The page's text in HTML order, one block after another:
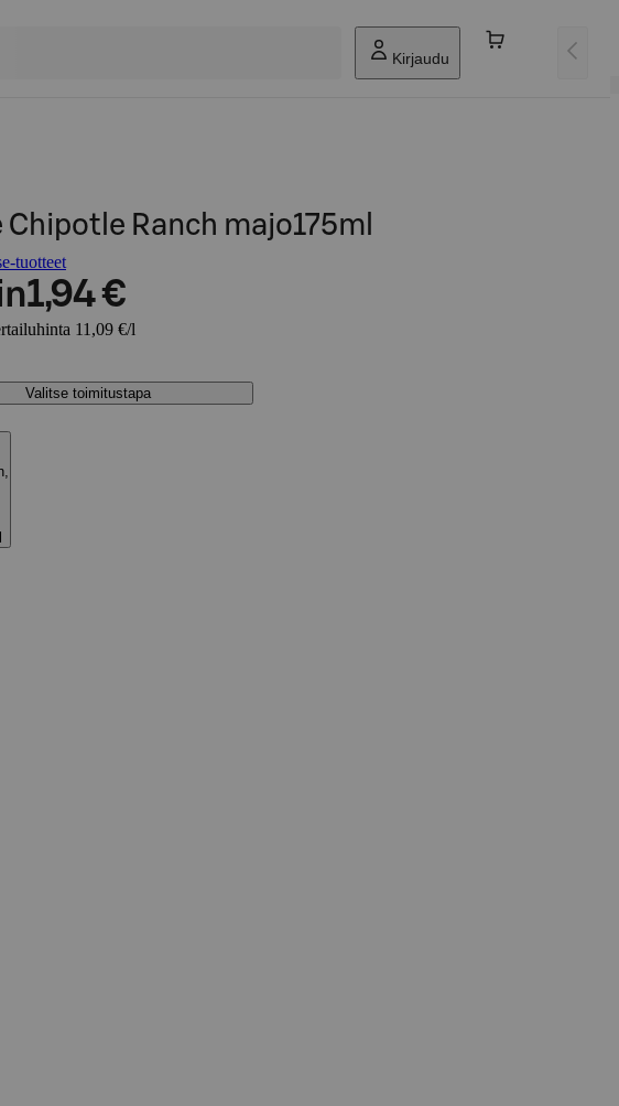
Kirjaudu
Chipotle Ranch majo175ml
tuotteet
1,94 €
11,09 €/l
Valitse toimitustapa